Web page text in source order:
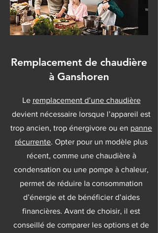
Remplacement de chaudière
à Ganshoren
Le remplacement d’une chaudière
devient nécessaire lorsque l’appareil est
trop ancien, trop énergivore ou en panne
récurrente. Opter pour un modèle plus
récent, comme une chaudière à
condensation ou une pompe à chaleur,
permet de réduire la consommation
d’énergie et de bénéficier d’aides
financières. Avant de choisir, il est
conseillé de comparer les options et de